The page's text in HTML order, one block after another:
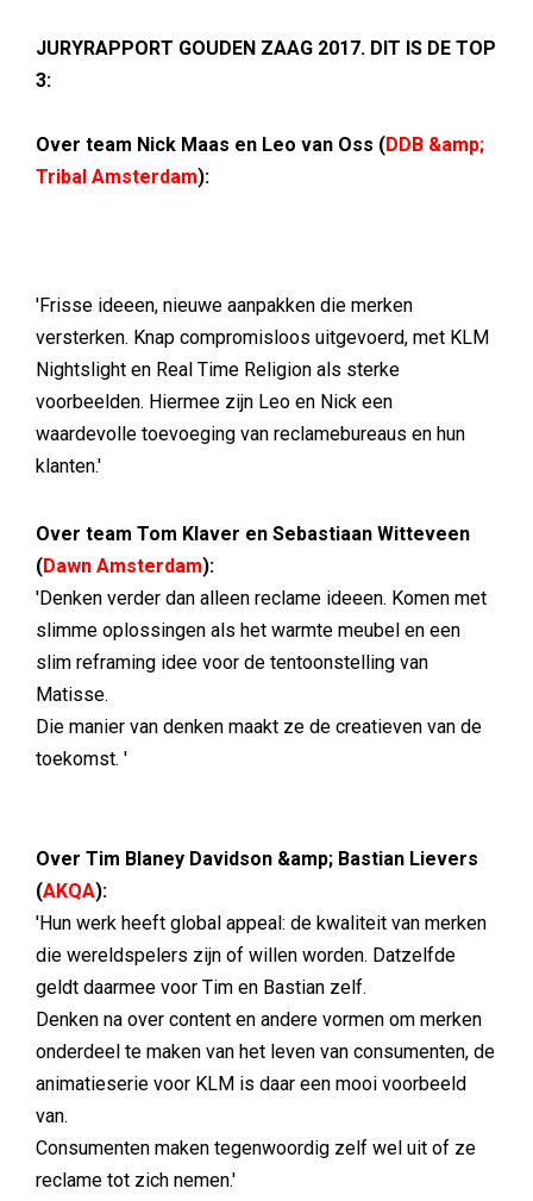
JURYRAPPORT GOUDEN ZAAG 2017. DIT IS DE TOP
3:
Over team Nick Maas en Leo van Oss (DDB &amp;
Tribal Amsterdam):
'Frisse ideeen, nieuwe aanpakken die merken
versterken. Knap compromisloos uitgevoerd, met KLM
Nightslight en Real Time Religion als sterke
voorbeelden. Hiermee zijn Leo en Nick een
waardevolle toevoeging van reclamebureaus en hun
klanten.'
Over team Tom Klaver en Sebastiaan Witteveen
(Dawn Amsterdam):
'Denken verder dan alleen reclame ideeen. Komen met
slimme oplossingen als het warmte meubel en een
slim reframing idee voor de tentoonstelling van
Matisse.
Die manier van denken maakt ze de creatieven van de
toekomst. '
Over Tim Blaney Davidson &amp; Bastian Lievers
(AKQA):
'Hun werk heeft global appeal: de kwaliteit van merken
die wereldspelers zijn of willen worden. Datzelfde
geldt daarmee voor Tim en Bastian zelf.
Denken na over content en andere vormen om merken
onderdeel te maken van het leven van consumenten, de
animatieserie voor KLM is daar een mooi voorbeeld
van.
Consumenten maken tegenwoordig zelf wel uit of ze
reclame tot zich nemen.'